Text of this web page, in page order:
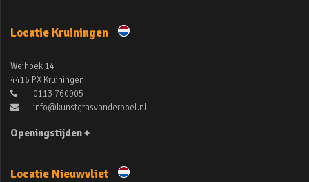
Locatie Kruiningen
Weihoek 14
4416 PX Kruiningen
0113-760905
info@kunstgrasvanderpoel.nl
Openingstijden +
Locatie Nieuwvliet